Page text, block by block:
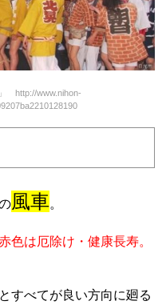
http://www.nihon-
風車。
色は厄除け・健康長寿。
すべてが良い方向に廻る